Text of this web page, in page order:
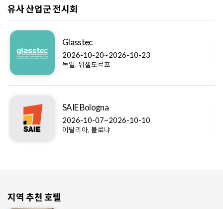
유사 산업군 전시회
Glasstec
2026-10-20~2026-10-23
독일, 뒤셀도르프
SAIE Bologna
2026-10-07~2026-10-10
이탈리아, 볼로냐
지역 추천 호텔